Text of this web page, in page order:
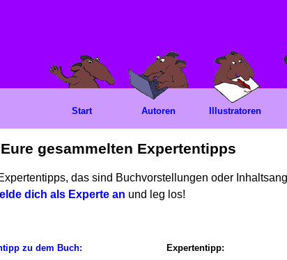
Eure gesammelten Expertentipps
das sind Buchvorstellungen oder
dich als Experte an und leg los!
zu dem Buch: Expertentipp:
Start Autoren Illustratoren